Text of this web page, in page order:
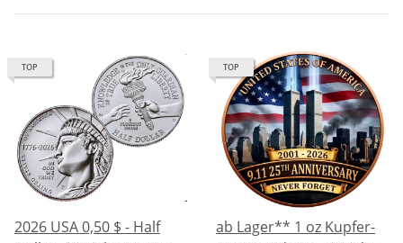
TOP
2026 USA 0,50 $ - Half
TOP
ab Lager** 1 oz Kupfer-